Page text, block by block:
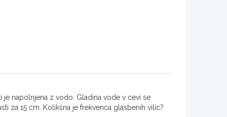
napolnjena z vodo. Gladina vode v cevi se
za 15 cm. Kolikšna je frekvenca glasbenih vilic?